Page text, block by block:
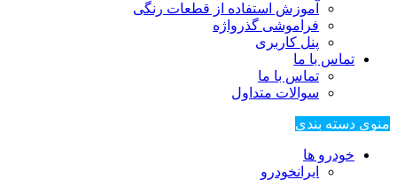
آموزش استفاده از قطعات رنگی
فراموشی گذرواژه
پنل کاربری
تماس با ما
تماس با ما
سوالات متداول
منوی دسته بندی
خودرو ها
ایرانخودرو